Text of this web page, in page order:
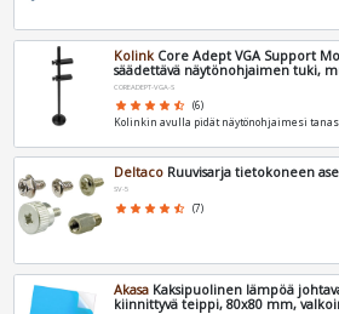
Kolink Core Adept VGA Support
säädettävä näytönohjaimen tuki,
COREADEPT-VGA-S
star star star star star_half (6)
Kolinkin avulla pidät näytönohjaimesi
Deltaco Ruuvisarja tietokoneen
SV-5
star star star star star_half (7)
Akasa Kaksipuolinen lämpöä
kiinnittyvä teippi, 80x80 mm,